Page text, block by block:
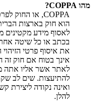
מהו COPPA?
הוא חוק בארצות
בכתב או כל שיטה
אינך בטוח אם חוק זה
לאתר אשר אליו אתה
ואינה נקודה ליצירת
להלן.